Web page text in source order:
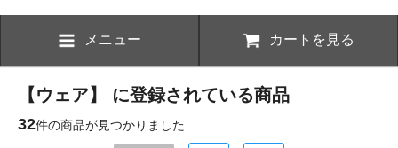
メニュー カートを見る
【ウェア】 に登録されている商品
32件の商品が見つかりました